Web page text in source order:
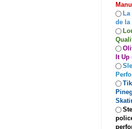
◯ La
de la
◯
◯
It Up
◯
◯
◯